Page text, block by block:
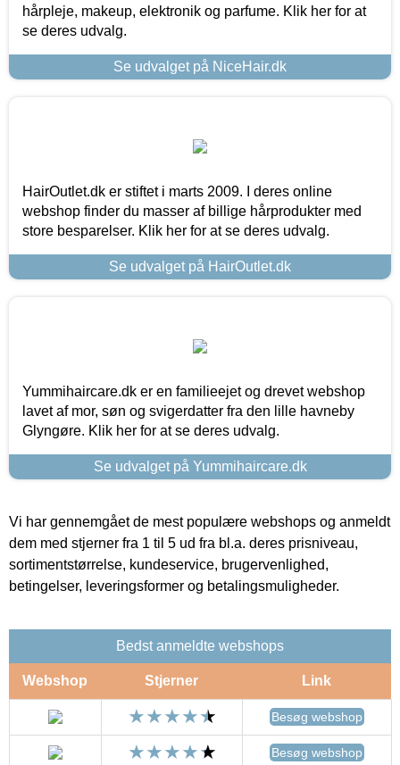
hårpleje, makeup, elektronik og parfume. Klik her for at
se deres udvalg.
Se udvalget på NiceHair.dk
HairOutlet.dk er stiftet i marts 2009. I deres online
webshop finder du masser af billige hårprodukter med
store besparelser. Klik her for at se deres udvalg.
Se udvalget på HairOutlet.dk
Yummihaircare.dk er en familieejet og drevet webshop
lavet af mor, søn og svigerdatter fra den lille havneby
Glyngøre. Klik her for at se deres udvalg.
Se udvalget på Yummihaircare.dk
Vi har gennemgået de mest populære webshops og anmeldt
dem med stjerner fra 1 til 5 ud fra bl.a. deres prisniveau,
sortimentstørrelse, kundeservice, brugervenlighed,
betingelser, leveringsformer og betalingsmuligheder.
Bedst anmeldte webshops
Webshop Stjerner Link
Besøg webshop
Besøg webshop